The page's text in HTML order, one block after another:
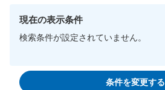
現在の表示条件
検索条件が設定されていません。
条件を変更する